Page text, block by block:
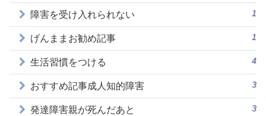
障害を受け入れられない 1
げんままお勧め記事 1
生活習慣をつける 4
おすすめ記事成人知的障害 3
発達障害親が死んだあと 3